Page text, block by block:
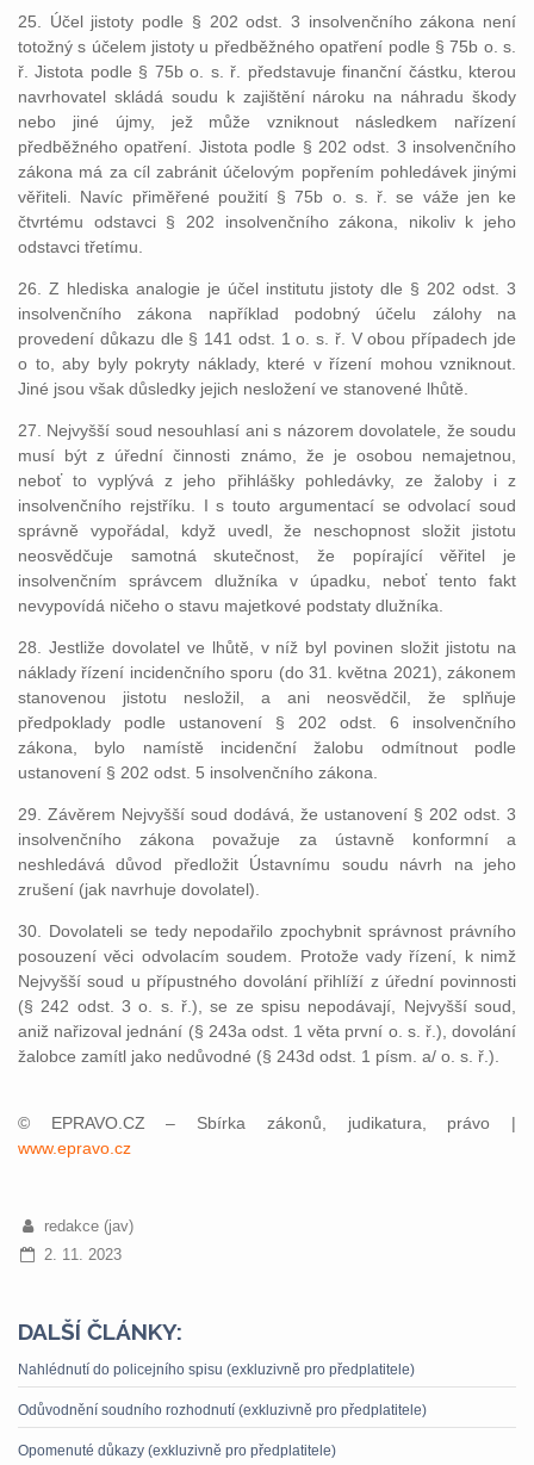
25. Účel jistoty podle § 202 odst. 3 insolvenčního zákona není
totožný s účelem jistoty u předběžného opatření podle § 75b o. s.
ř. Jistota podle § 75b o. s. ř. představuje finanční částku, kterou
navrhovatel skládá soudu k zajištění nároku na náhradu škody
nebo jiné újmy, jež může vzniknout následkem nařízení
předběžného opatření. Jistota podle § 202 odst. 3 insolvenčního
zákona má za cíl zabránit účelovým popřením pohledávek jinými
věřiteli. Navíc přiměřené použití § 75b o. s. ř. se váže jen ke
čtvrtému odstavci § 202 insolvenčního zákona, nikoliv k jeho
odstavci třetímu.
26. Z hlediska analogie je účel institutu jistoty dle § 202 odst. 3
insolvenčního zákona například podobný účelu zálohy na
provedení důkazu dle § 141 odst. 1 o. s. ř. V obou případech jde
o to, aby byly pokryty náklady, které v řízení mohou vzniknout.
Jiné jsou však důsledky jejich nesložení ve stanovené lhůtě.
27. Nejvyšší soud nesouhlasí ani s názorem dovolatele, že soudu
musí být z úřední činnosti známo, že je osobou nemajetnou,
neboť to vyplývá z jeho přihlášky pohledávky, ze žaloby i z
insolvenčního rejstříku. I s touto argumentací se odvolací soud
správně vypořádal, když uvedl, že neschopnost složit jistotu
neosvědčuje samotná skutečnost, že popírající věřitel je
insolvenčním správcem dlužníka v úpadku, neboť tento fakt
nevypovídá ničeho o stavu majetkové podstaty dlužníka.
28. Jestliže dovolatel ve lhůtě, v níž byl povinen složit jistotu na
náklady řízení incidenčního sporu (do 31. května 2021), zákonem
stanovenou jistotu nesložil, a ani neosvědčil, že splňuje
předpoklady podle ustanovení § 202 odst. 6 insolvenčního
zákona, bylo namístě incidenční žalobu odmítnout podle
ustanovení § 202 odst. 5 insolvenčního zákona.
29. Závěrem Nejvyšší soud dodává, že ustanovení § 202 odst. 3
insolvenčního zákona považuje za ústavně konformní a
neshledává důvod předložit Ústavnímu soudu návrh na jeho
zrušení (jak navrhuje dovolatel).
30. Dovolateli se tedy nepodařilo zpochybnit správnost právního
posouzení věci odvolacím soudem. Protože vady řízení, k nimž
Nejvyšší soud u přípustného dovolání přihlíží z úřední povinnosti
(§ 242 odst. 3 o. s. ř.), se ze spisu nepodávají, Nejvyšší soud,
aniž nařizoval jednání (§ 243a odst. 1 věta první o. s. ř.), dovolání
žalobce zamítl jako nedůvodné (§ 243d odst. 1 písm. a/ o. s. ř.).
© EPRAVO.CZ – Sbírka zákonů, judikatura, právo |
www.epravo.cz
redakce (jav)
2. 11. 2023
DALŠÍ ČLÁNKY:
Nahlédnutí do policejního spisu (exkluzivně pro předplatitele)
Odůvodnění soudního rozhodnutí (exkluzivně pro předplatitele)
Opomenuté důkazy (exkluzivně pro předplatitele)